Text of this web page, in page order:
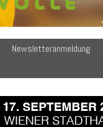
Newsletteranmeldung